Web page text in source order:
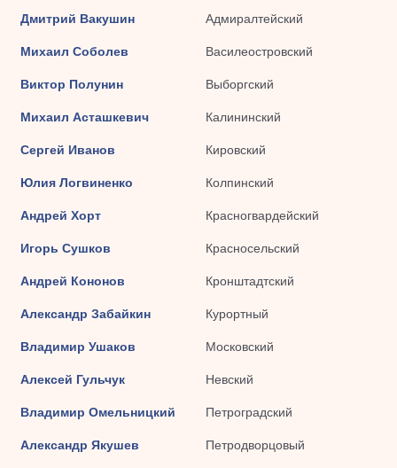
Дмитрий Вакушин Адмиралтейский
Михаил Соболев Василеостровский
Виктор Полунин Выборгский
Михаил Асташкевич Калининский
Сергей Иванов Кировский
Юлия Логвиненко Колпинский
Андрей Хорт Красногвардейский
Игорь Сушков Красносельский
Андрей Кононов Кронштадтский
Александр Забайкин Курортный
Владимир Ушаков Московский
Алексей Гульчук Невский
Владимир Омельницкий Петроградский
Александр Якушев Петродворцовый